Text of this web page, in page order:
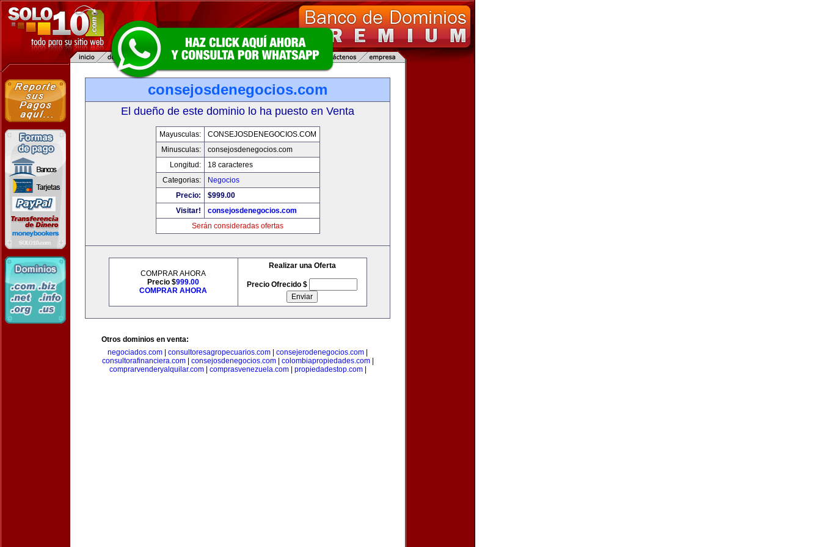
consejosdenegocios.com
El dueño de este dominio lo ha puesto en Venta
Mayusculas:
CONSEJOSDENEGOCIOS.COM
Minusculas:
consejosdenegocios.com
Longitud:
18 caracteres
Categorias:
Negocios
Precio:
$999.00
Visitar!
consejosdenegocios.com
Serán consideradas ofertas
COMPRAR AHORA
Precio $999.00
COMPRAR AHORA
Realizar una Oferta
Precio Ofrecido $
Otros dominios en venta:
negociados.com
consultoresagropecuarios.com consejerodenegocios.com
consultorafinanciera.com| consejosdenegocios.com| colombiapropiedades.com|
comprarvenderyalquilar.com| comprasvenezuela.com| propiedadestop.com|